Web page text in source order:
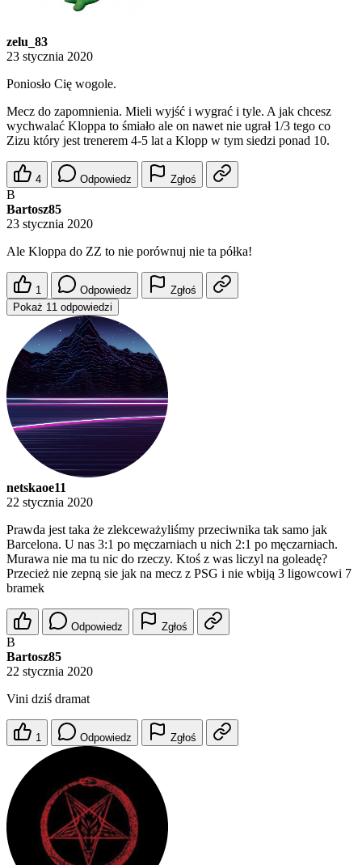
zelu_83
23 stycznia 2020
Poniosło Cię wogole.
Mecz do zapomnienia. Mieli wyjść i wygrać i tyle. A jak chcesz
wychwalać Kloppa to śmiało ale on nawet nie ugrał 1/3 tego co
Zizu który jest trenerem 4-5 lat a Klopp w tym siedzi ponad 10.
4 Odpowiedz Zgłoś
B
Bartosz85
23 stycznia 2020
Ale Kloppa do ZZ to nie porównuj nie ta półka!
1 Odpowiedz
Zgłoś
Pokaż 11 odpowiedzi
netskaoe11
22 stycznia 2020
Prawda jest taka że zlekceważyliśmy przeciwnika tak samo jak
Barcelona. U nas 3:1 po męczarniach u nich 2:1 po męczarniach.
Murawa nie ma tu nic do rzeczy. Ktoś z was liczyl na goleadę?
Przecież nie zepną sie jak na mecz z PSG i nie wbiją 3 ligowcowi 7
bramek
Odpowiedz Zgłoś
B
Bartosz85
22 stycznia 2020
Vini dziś dramat
1 Odpowiedz Zgłoś